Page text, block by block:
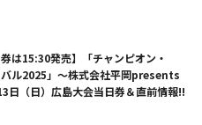
券は15:30発売】「チャンピオン・
ル2025」～株式会社平岡presents
日（日）広島大会当日券＆直前情報!!